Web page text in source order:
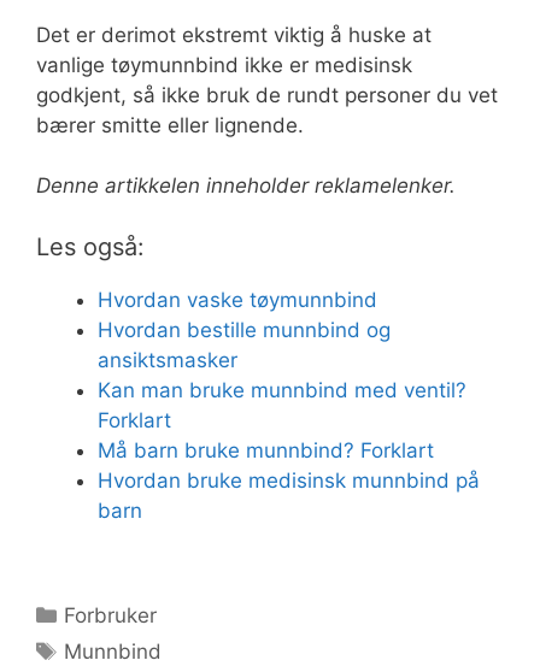
Det er derimot ekstremt viktig å huske at
vanlige tøymunnbind ikke er medisinsk
godkjent, så ikke bruk de rundt personer du vet
bærer smitte eller lignende.
Denne artikkelen inneholder reklamelenker.
Les også:
Hvordan vaske tøymunnbind
Hvordan bestille munnbind og
ansiktsmasker
Kan man bruke munnbind med ventil?
Forklart
Må barn bruke munnbind? Forklart
Hvordan bruke medisinsk munnbind på
barn
Kategorier
Forbruker
Stikkord
Munnbind